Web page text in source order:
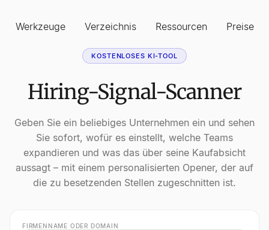
Werkzeuge Verzeichnis Ressourcen Preise
KOSTENLOSES KI-TOOL
Hiring-Signal-Scanner
Geben Sie ein beliebiges Unternehmen ein und sehen
Sie sofort, wofür es einstellt, welche Teams
expandieren und was das über seine Kaufabsicht
aussagt – mit einem personalisierten Opener, der auf
die zu besetzenden Stellen zugeschnitten ist.
FIRMENNAME ODER DOMAIN